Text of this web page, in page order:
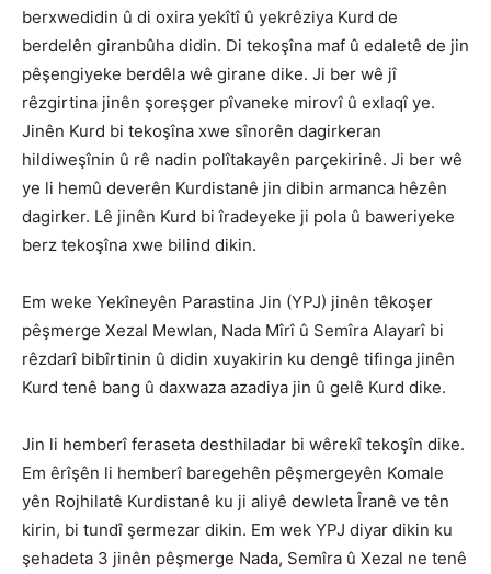
berxwedidin û di oxira yekîtî û yekrêziya Kurd de
berdelên giranbûha didin. Di tekoşîna maf û edaletê de jin
pêşengiyeke berdêla wê girane dike. Ji ber wê jî
rêzgirtina jinên şoreşger pîvaneke mirovî û exlaqî ye.
Jinên Kurd bi tekoşîna xwe sînorên dagirkeran
hildiweşînin û rê nadin polîtakayên parçekirinê. Ji ber wê
ye li hemû deverên Kurdistanê jin dibin armanca hêzên
dagirker. Lê jinên Kurd bi îradeyeke ji pola û baweriyeke
berz tekoşîna xwe bilind dikin.
Em weke Yekîneyên Parastina Jin (YPJ) jinên têkoşer
pêşmerge Xezal Mewlan, Nada Mîrî û Semîra Alayarî bi
rêzdarî bibîrtinin û didin xuyakirin ku dengê tifinga jinên
Kurd tenê bang û daxwaza azadiya jin û gelê Kurd dike.
Jin li hemberî feraseta desthiladar bi wêrekî tekoşîn dike.
Em êrîşên li hemberî baregehên pêşmergeyên Komale
yên Rojhilatê Kurdistanê ku ji aliyê dewleta Îranê ve tên
kirin, bi tundî şermezar dikin. Em wek YPJ diyar dikin ku
şehadeta 3 jinên pêşmerge Nada, Semîra û Xezal ne tenê